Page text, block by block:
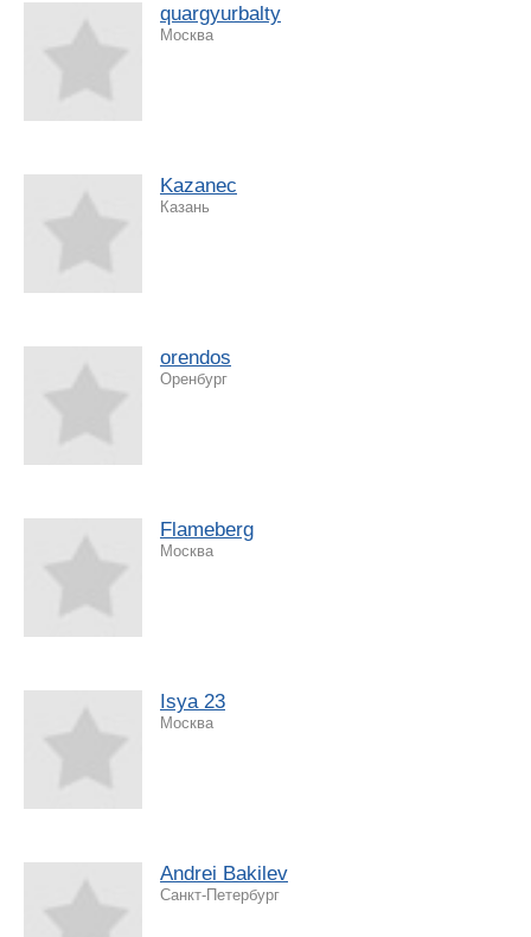
quargyurbalty
Москва
Kazanec
Казань
orendos
Оренбург
Flameberg
Москва
Isya 23
Москва
Andrei Bakilev
Санкт-Петербург